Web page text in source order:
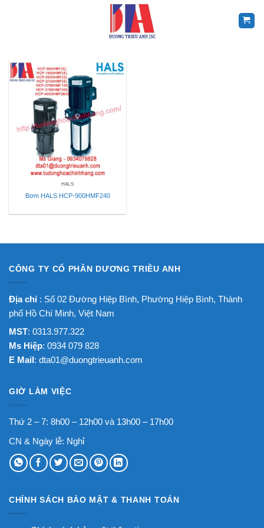
HALS
Bơm HALS HCP-900HMF240
CÔNG TY CỔ PHẦN DƯƠNG TRIỀU ANH
Địa chỉ : Số 02 Đường Hiệp Bình, Phường Hiệp Bình, Thành
phố Hồ Chí Minh, Việt Nam
MST: 0313.977.322
Ms Hiệp: 0934 079 828
E Mail: dta01@duongtrieuanh.com
GIỜ LÀM VIỆC
Thứ 2 – 7: 8h00 – 12h00 và 13h00 – 17h00
CN & Ngày lễ: Nghỉ
CHÍNH SÁCH BẢO MẬT & THANH TOÁN